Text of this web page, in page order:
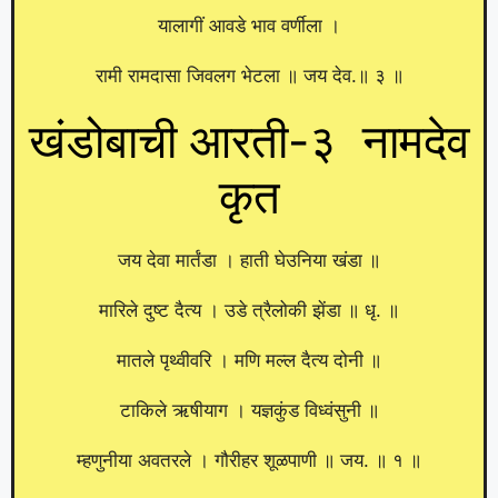
यालागीं आवडे भाव वर्णीला ।
रामी रामदासा जिवलग भेटला ॥ जय देव.॥ ३ ॥
खंडोबाची आरती-३ नामदेव
कृत
जय देवा मार्तंडा । हाती घेउनिया खंडा ॥
मारिले दुष्ट दैत्य । उडे त्रैलोकी झेंडा ॥ धृ. ॥
मातले पृथ्वीवरि । मणि मल्ल दैत्य दोनी ॥
टाकिले ऋषीयाग । यज्ञकुंड विध्वंसुनी ॥
म्हणुनीया अवतरले । गौरीहर शूळपाणी ॥ जय. ॥ १ ॥